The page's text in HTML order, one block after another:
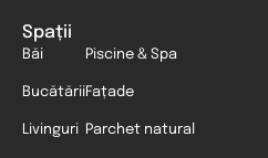
Spații
Băi
Bucătării
Livinguri
Piscine & Spa
Fațade
Parchet natural